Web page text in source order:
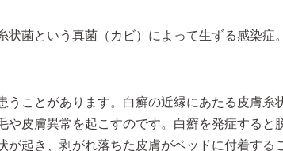
状菌という真菌（カビ）によって生ずる感染症
うことがあります。白癬の近縁にあたる皮膚糸
や皮膚異常を起こすのです。白癬を発症すると
が起き、剥がれ落ちた皮膚がベッドに付着する